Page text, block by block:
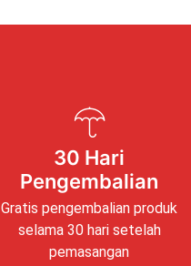
30 Hari
Pengembalian
Gratis pengembalian produk
selama 30 hari setelah
pemasangan